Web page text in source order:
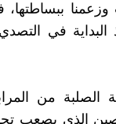
ببساطتها،
في التصدي
الصلبة من
الذي يصعب